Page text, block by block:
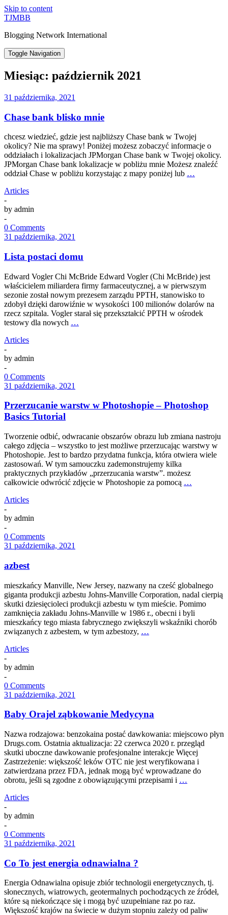
Skip to content
TJMBB
Blogging Network International
Toggle Navigation
Miesiąc: październik 2021
31 października, 2021
Chase bank blisko mnie
chcesz wiedzieć, gdzie jest najbliższy Chase bank w Twojej
okolicy? Nie ma sprawy! Poniżej możesz zobaczyć informacje o
oddziałach i lokalizacjach JPMorgan Chase bank w Twojej okolicy.
JPMorgan Chase bank lokalizacje w pobliżu mnie Możesz znaleźć
oddział Chase w pobliżu korzystając z mapy poniżej lub …
Articles
-
by admin
-
0 Comments
31 października, 2021
Lista postaci domu
Edward Vogler Chi McBride Edward Vogler (Chi McBride) jest
właścicielem miliardera firmy farmaceutycznej, a w pierwszym
sezonie został nowym prezesem zarządu PPTH, stanowisko to
zdobył dzięki darowiźnie w wysokości 100 milionów dolarów na
rzecz szpitala. Vogler starał się przekształcić PPTH w ośrodek
testowy dla nowych …
Articles
-
by admin
-
0 Comments
31 października, 2021
Przerzucanie warstw w Photoshopie – Photoshop
Basics Tutorial
Tworzenie odbić, odwracanie obszarów obrazu lub zmiana nastroju
całego zdjęcia – wszystko to jest możliwe przerzucając warstwy w
Photoshopie. Jest to bardzo przydatna funkcja, która otwiera wiele
zastosowań. W tym samouczku zademonstrujemy kilka
praktycznych przykładów „przerzucania warstw”. możesz
całkowicie odwrócić zdjęcie w Photoshopie za pomocą …
Articles
-
by admin
-
0 Comments
31 października, 2021
azbest
mieszkańcy Manville, New Jersey, nazwany na cześć globalnego
giganta produkcji azbestu Johns-Manville Corporation, nadal cierpią
skutki dziesięcioleci produkcji azbestu w tym mieście. Pomimo
zamknięcia zakładu Johns-Manville w 1986 r., obecni i byli
mieszkańcy tego miasta fabrycznego zwiększyli wskaźniki chorób
związanych z azbestem, w tym azbestozy, …
Articles
-
by admin
-
0 Comments
31 października, 2021
Baby Orajel ząbkowanie Medycyna
Nazwa rodzajowa: benzokaina postać dawkowania: miejscowo płyn
Drugs.com. Ostatnia aktualizacja: 22 czerwca 2020 r. przegląd
skutki uboczne dawkowanie profesjonalne interakcje Więcej
Zastrzeżenie: większość leków OTC nie jest weryfikowana i
zatwierdzana przez FDA, jednak mogą być wprowadzane do
obrotu, jeśli są zgodne z obowiązującymi przepisami i …
Articles
-
by admin
-
0 Comments
31 października, 2021
Co To jest energia odnawialna ?
Energia Odnawialna opisuje zbiór technologii energetycznych, tj.
słonecznych, wiatrowych, geotermalnych pochodzących ze źródeł,
które są niekończące się i mogą być uzupełniane raz po raz.
Większość krajów na świecie w dużym stopniu zależy od paliw